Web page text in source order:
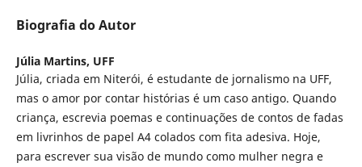
Biografia do Autor
Júlia Martins, UFF
Júlia, criada em Niterói, é estudante de jornalismo na UFF,
mas o amor por contar histórias é um caso antigo. Quando
criança, escrevia poemas e continuações de contos de fadas
em livrinhos de papel A4 colados com fita adesiva. Hoje,
para escrever sua visão de mundo como mulher negra e